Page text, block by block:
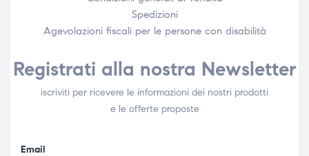
Spedizioni
Agevolazioni fiscali per le persone con disabilità​
Registrati alla nostra Newsletter
iscriviti per ricevere le informazioni dei nostri prodotti
e le offerte proposte
Email